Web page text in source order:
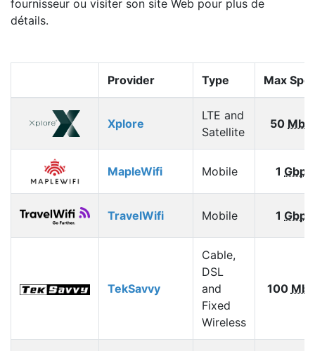
fournisseur ou visiter son site Web pour plus de
détails.
Provider Type Max
Xplore
LTE and
Satellite
50
MapleWifi Mobile 1 Gbps
TravelWifi Mobile 1 Gbps
TekSavvy
Cable,
DSL
and
Fixed
Wireless
100